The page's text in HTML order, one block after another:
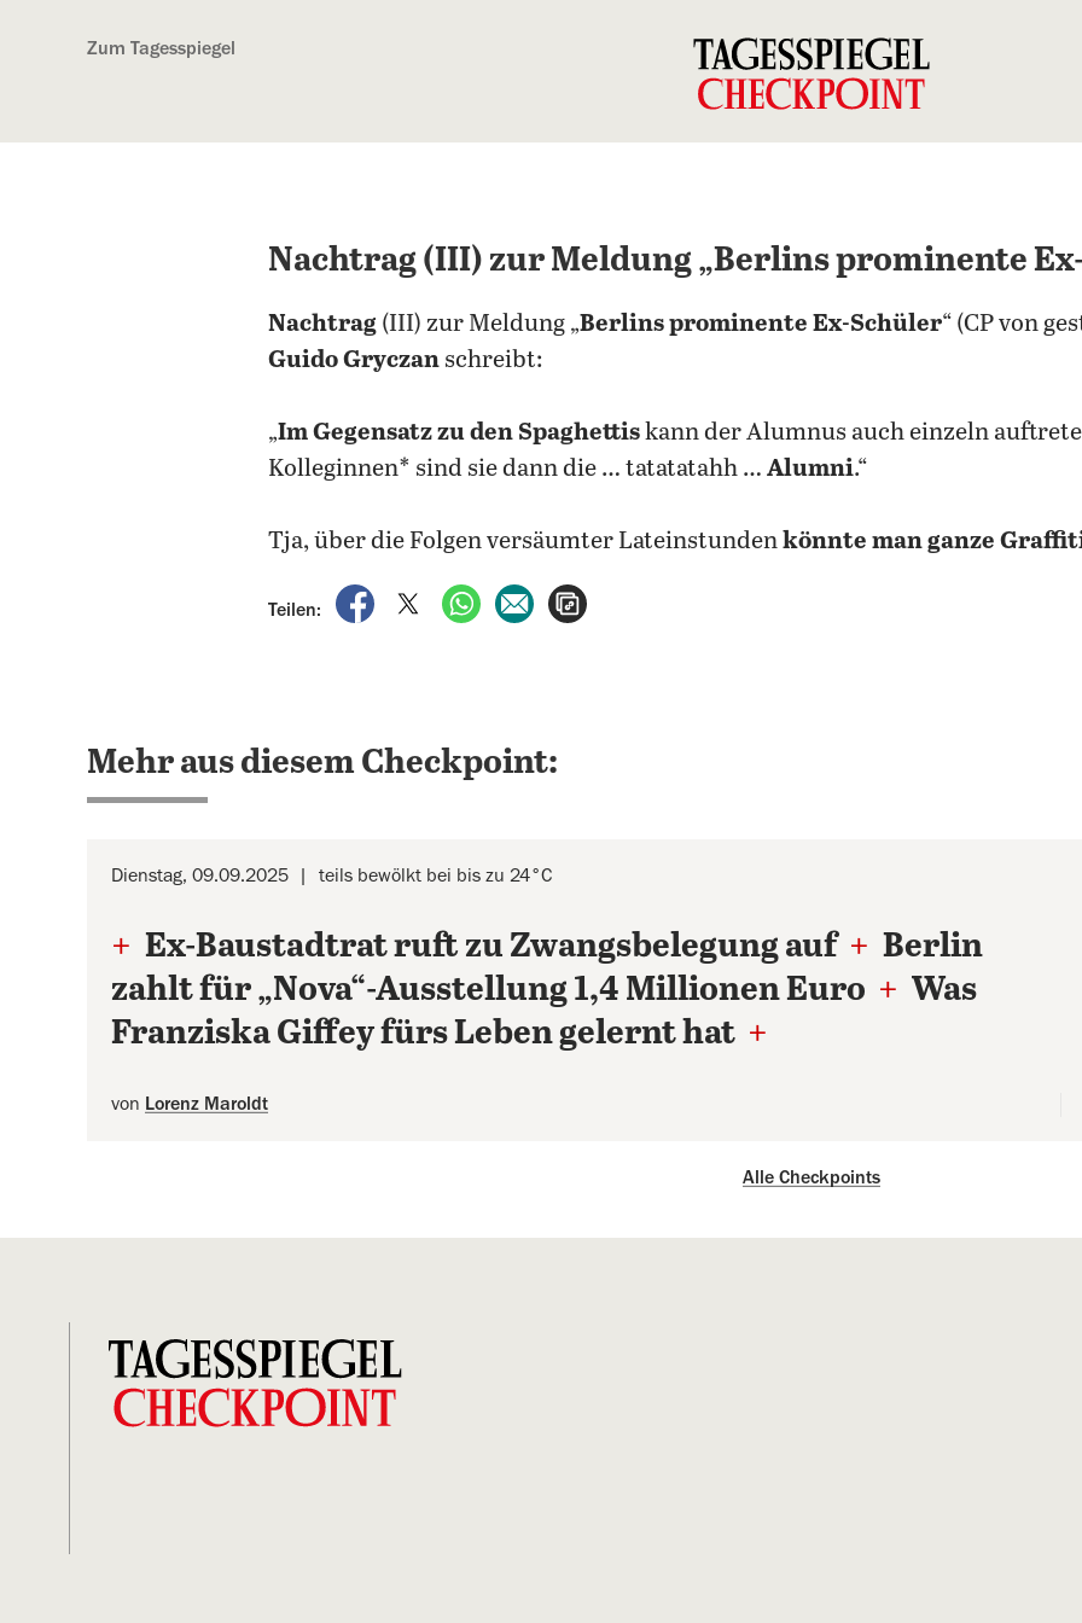
Zum Tagesspiegel
Nachtrag (III) zur Meldung „Berlins prominente
Nachtrag (III) zur Meldung „Berlins prominente Ex-Schüler“ (CP von
Guido Gryczan schreibt:
„Im Gegensatz zu den Spaghettiskann der Alumnus auch einzeln
Kolleginnen* sind sie dann die … tatatatahh … Alumni.“
Tja, über die Folgen versäumter Lateinstundenkönnte man ganze
Teilen:
auf Facebook teilen
auf X teilenper WhatsApp teilen
per E-Mail teilen
Mehr aus diesem Checkpoint:
Dienstag, 09.09.2025 teils bewölkt bei bis zu 24°C
+ Ex-Baustadtrat ruft zu Zwangsbelegung auf + Berlin
zahlt für „Nova“-Ausstellung 1,4 Millionen Euro + Was
Franziska Giffey fürs Leben gelernt hat +
von Lorenz Maroldt
Alle Checkpoints